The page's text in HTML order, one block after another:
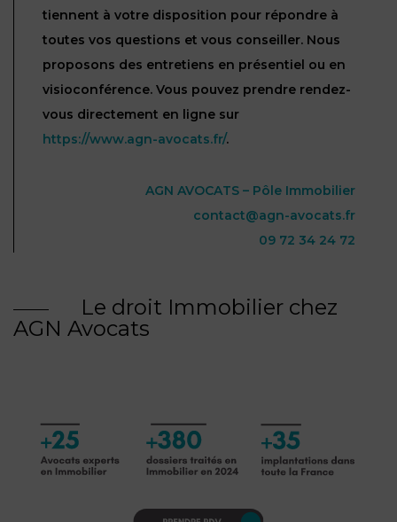
tiennent à votre disposition pour répondre à
toutes vos questions et vous conseiller. Nous
proposons des entretiens en présentiel ou en
visioconférence. Vous pouvez prendre rendez-
vous directement en ligne sur
https://www.agn-avocats.fr/.
AGN AVOCATS – Pôle Immobilier
contact@agn-avocats.fr
09 72 34 24 72
Le droit Immobilier chez
AGN Avocats